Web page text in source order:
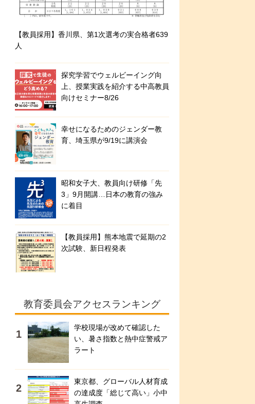
【教員採用】香川県、第1次選考の実合格者639
人
探究学習でウェルビーイング向
上、授業実践を紹介する中高教員
向けセミナー8/26
幸せになるためのジェンダー教
育、埼玉県が9/19に講演会
昭和女子大、教員向け研修「先
3」9月開講…日本の教育の強み
に着目
【教員採用】熊本地震で延期の2
次試験、新日程発表
教育委員会アクセスランキング
学校現場が改めて確認した
い、暑さ指数と熱中症警戒ア
ラート
東京都、グローバル人材育成
の達成度「総じて高い」小中